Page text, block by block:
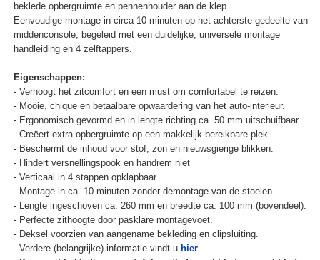
beklede opbergruimte en pennenhouder aan de klep.
Eenvoudige montage in circa 10 minuten op het achterste gedeelte van
middenconsole, begeleid met een duidelijke, universele montage
handleiding en 4 zelftappers.
Eigenschappen:
- Verhoogt het zitcomfort en een must om comfortabel te reizen.
- Mooie, chique en betaalbare opwaardering van het auto-interieur.
- Ergonomisch gevormd en in lengte richting ca. 50 mm uitschuifbaar.
- Creëert extra opbergruimte op een makkelijk bereikbare plek.
- Beschermt de inhoud voor stof, zon en nieuwsgierige blikken.
- Hindert versnellingspook en handrem niet
- Verticaal in 4 stappen opklapbaar.
- Montage in ca. 10 minuten zonder demontage van de stoelen.
- Lengte ingeschoven ca. 260 mm en breedte ca. 100 mm (bovendeel).
- Perfecte zithoogte door pasklare montagevoet.
- Deksel voorzien van aangename bekleding en clipsluiting.
- Verdere (belangrijke) informatie vindt u hier.